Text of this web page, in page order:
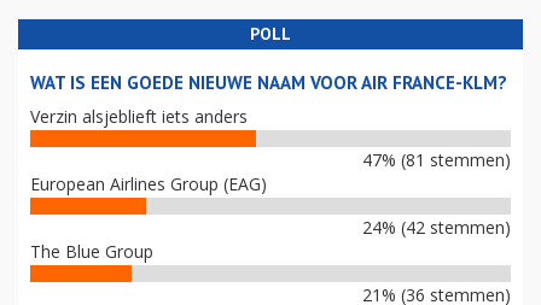
POLL
WAT IS EEN GOEDE NIEUWE NAAM VOOR AIR FRANCE-KLM?
Verzin alsjeblieft iets anders
47% (81 stemmen)
European Airlines Group (EAG)
24% (42 stemmen)
The Blue Group
21% (36 stemmen)